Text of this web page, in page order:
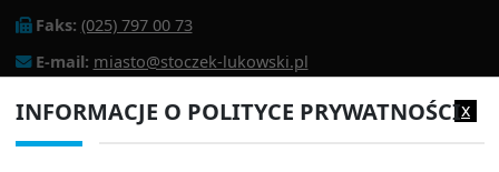
Faks: (025) 797 00 73
E-mail: miasto@stoczek-lukowski.pl
x
INFORMACJE O POLITYCE PRYWATNOŚCI